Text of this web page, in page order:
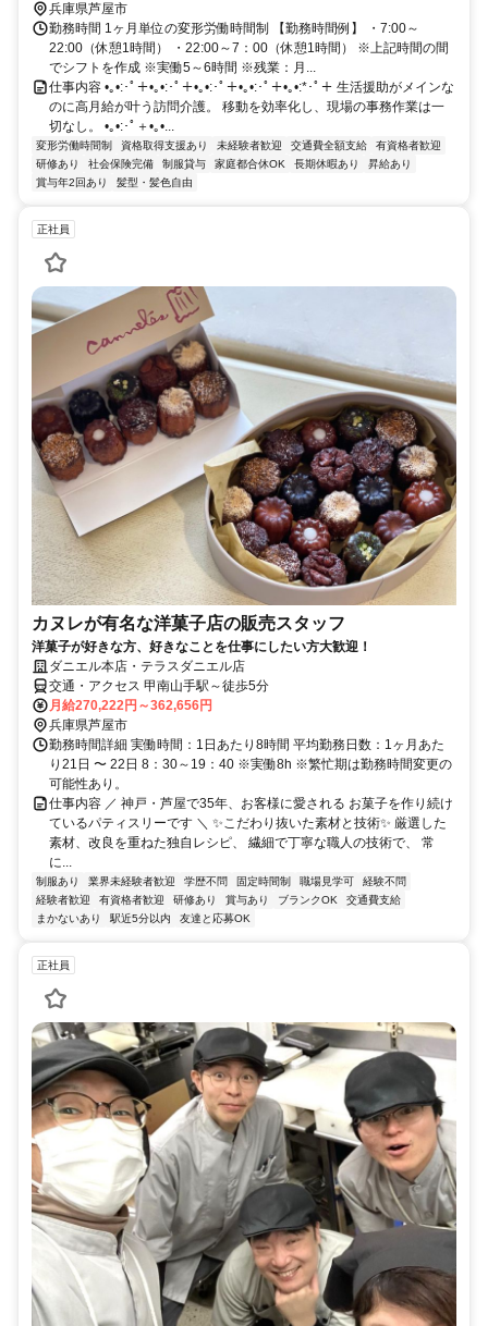
兵庫県芦屋市
勤務時間 1ヶ月単位の変形労働時間制 【勤務時間例】 ・7:00～
22:00（休憩1時間） ・22:00～7：00（休憩1時間） ※上記時間の間
でシフトを作成 ※実働5～6時間 ※残業：月...
仕事内容 •｡•:･ﾟ＋•｡•:･ﾟ＋•｡•:･ﾟ＋•｡•:･ﾟ＋•｡•:*･ﾟ＋ 生活援助がメインな
のに高月給が叶う訪問介護。 移動を効率化し、現場の事務作業は一
切なし。 •｡•:･ﾟ＋•｡•...
変形労働時間制 資格取得支援あり 未経験者歓迎 交通費全額支給
有資格者歓迎
研修あり
社会保険完備 制服貸与 家庭都合休OK 長期休暇あり
昇給あり
賞与年2回あり
髪型・髪色自由
正社員
カヌレが有名な洋菓子店の販売スタッフ
洋菓子が好きな方、好きなことを仕事にしたい方大歓迎！
ダニエル本店・テラスダニエル店
交通・アクセス 甲南山手駅～徒歩5分
月給270,222円～362,656円
兵庫県芦屋市
勤務時間詳細 実働時間：1日あたり8時間 平均勤務日数：1ヶ月あた
り21日 〜 22日 8：30～19：40 ※実働8h ※繁忙期は勤務時間変更の
可能性あり。
仕事内容 ／ 神戸・芦屋で35年、お客様に愛される お菓子を作り続け
ているパティスリーです ＼ ✨こだわり抜いた素材と技術✨ 厳選した
素材、改良を重ねた独自レシピ、 繊細で丁寧な職人の技術で、 常
に...
制服あり 業界未経験者歓迎 学歴不問 固定時間制 職場見学可
経験不問
経験者歓迎
有資格者歓迎 研修あり 賞与あり ブランクOK
交通費支給
まかないあり
駅近5分以内 友達と応募OK
正社員